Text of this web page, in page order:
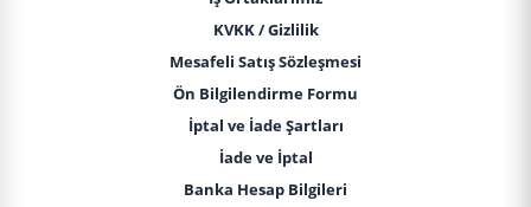
KVKK / Gizlilik
Mesafeli Satış Sözleşmesi
Ön Bilgilendirme Formu
İptal ve İade Şartları
İade ve İptal
Banka Hesap Bilgileri